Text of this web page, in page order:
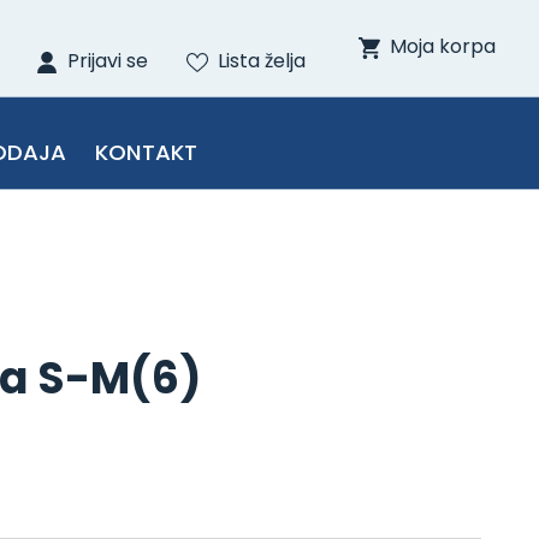
Prijavi se Lista želja
Moja korpa
KONTAKT
S-M(6)